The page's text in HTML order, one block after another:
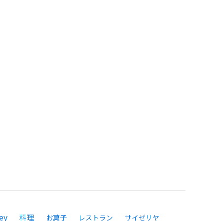
料理 お菓子 レストラン サイゼリヤ